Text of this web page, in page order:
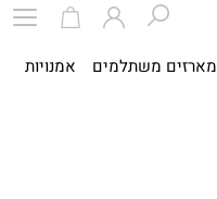
מארזים משתלמים אמנויות